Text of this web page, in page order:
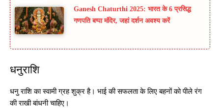
Ganesh Chaturthi 2025: भारत के 6 प्रसिद्ध
गणपति बप्पा मंदिर, जहां दर्शन अवश्य करें
धनुराशि
धनु राशि का स्वामी ग्रह शुक्र है। भाई की सफलता के लिए बहनों को पीले रंग
की राखी बांधनी चाहिए।